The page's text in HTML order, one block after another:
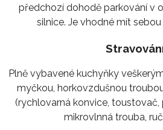
předchozí dohodě parkování v
silnice. Je vhodné mít
Plně vybavené kuchyňky
myčkou, horkovzdušnou
(rychlovarná konvice, toustovač,
mikrovlnná trouba,